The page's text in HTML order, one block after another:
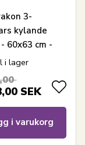
3-
kylande
60x63 cm -
i lager
SEK
i varukorg